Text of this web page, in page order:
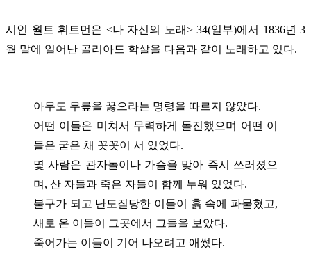
시인 월트 휘트먼은 <나 자신의 노래> 34(일부)에서 1836년 3
월 말에 일어난 골리아드 학살을 다음과 같이 노래하고 있다.
아무도 무릎을 꿇으라는 명령을 따르지 않았다.
어떤 이들은 미쳐서 무력하게 돌진했으며 어떤 이
들은 굳은 채 꼿꼿이 서 있었다.
몇 사람은 관자놀이나 가슴을 맞아 즉시 쓰러졌으
며, 산 자들과 죽은 자들이 함께 누워 있었다.
불구가 되고 난도질당한 이들이 흙 속에 파묻혔고,
새로 온 이들이 그곳에서 그들을 보았다.
죽어가는 이들이 기어 나오려고 애썼다.